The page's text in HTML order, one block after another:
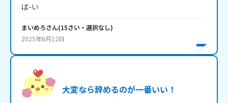
まいめろさん(15さい・ 選択なし)
2025年6月12日
大変なら辞めるのが一番いい！